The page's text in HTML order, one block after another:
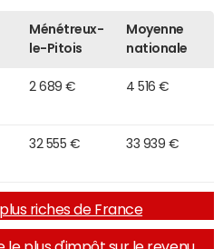
Ménétreux-
le-Pitois
Moyenne
nationale
2 689 € 4 516 €
32 555 € 33 939 €
plus riches de France